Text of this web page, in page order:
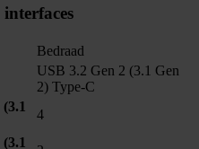
Bedraad
USB 3.2 Gen 2 (3.1 Gen
2) Type-C
4